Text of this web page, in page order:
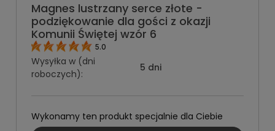
Magnes lustrzany serce złote -
podziękowanie dla gości z okazji
Komunii Świętej wzór 6
5.0
Wysyłka w (dni
roboczych):
5 dni
Wykonamy ten produkt specjalnie dla Ciebie